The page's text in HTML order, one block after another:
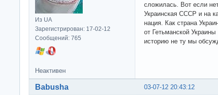
Из UA
Зарегистрирован: 17-02-12
Сообщений: 765
сложилась. Вот если
Украинская СССР и на
нация. Как страна
от Гетьманской
историю не ту мы
Неактивен
03-07-12 20:43:12
Babusha